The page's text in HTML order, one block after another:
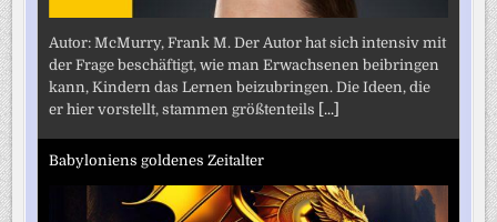
Autor: McMurry, Frank M. Der Autor hat sich intensiv mit
der Frage beschäftigt, wie man Erwachsenen beibringen
kann, Kindern das Lernen beizubringen. Die Ideen, die
er hier vorstellt, stammen größtenteils [...]
Babyloniens goldenes Zeitalter